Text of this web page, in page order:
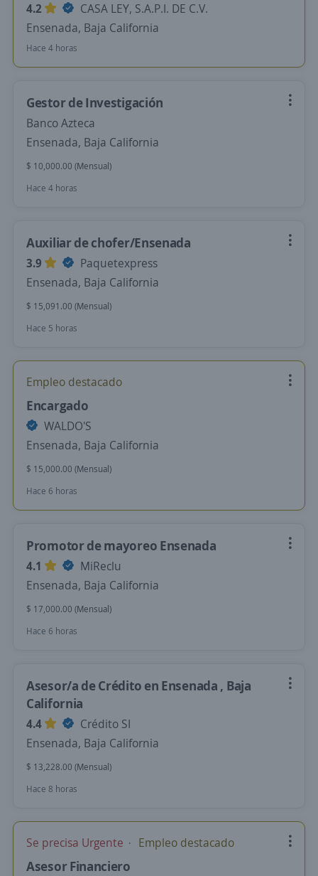
4.2
CASA LEY, S.A.P.I. DE C.V.
Ensenada, Baja California
Hace 4 horas
Gestor de Investigación
Banco Azteca
Ensenada, Baja California
$ 10,000.00 (Mensual)
Hace 4 horas
Auxiliar de chofer/Ensenada
3.9
Paquetexpress
Ensenada, Baja California
$ 15,091.00 (Mensual)
Hace 5 horas
Empleo destacado
Encargado
WALDO'S
Ensenada, Baja California
$ 15,000.00 (Mensual)
Hace 6 horas
Promotor de mayoreo Ensenada
4.1
MiReclu
Ensenada, Baja California
$ 17,000.00 (Mensual)
Hace 6 horas
Asesor/a de Crédito en Ensenada , Baja
California
4.4
Crédito SI
Ensenada, Baja California
$ 13,228.00 (Mensual)
Hace 8 horas
Se precisa Urgente Empleo destacado
Asesor Financiero